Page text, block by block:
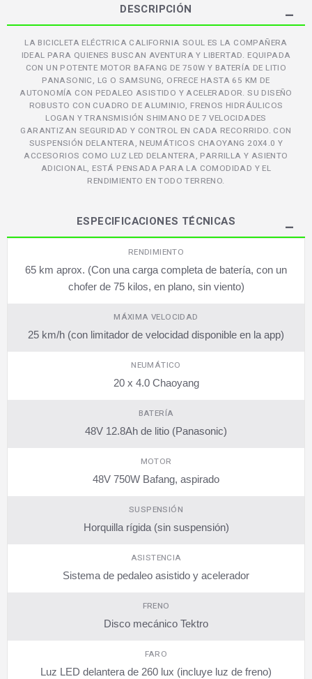
DESCRIPCIÓN
LA BICICLETA ELÉCTRICA CALIFORNIA SOUL ES LA COMPAÑERA
IDEAL PARA QUIENES BUSCAN AVENTURA Y LIBERTAD. EQUIPADA
CON UN POTENTE MOTOR BAFANG DE 750W Y BATERÍA DE LITIO
PANASONIC, LG O SAMSUNG, OFRECE HASTA 65 KM DE
AUTONOMÍA CON PEDALEO ASISTIDO Y ACELERADOR. SU DISEÑO
ROBUSTO CON CUADRO DE ALUMINIO, FRENOS HIDRÁULICOS
LOGAN Y TRANSMISIÓN SHIMANO DE 7 VELOCIDADES
GARANTIZAN SEGURIDAD Y CONTROL EN CADA RECORRIDO. CON
SUSPENSIÓN DELANTERA, NEUMÁTICOS CHAOYANG 20X4.0 Y
ACCESORIOS COMO LUZ LED DELANTERA, PARRILLA Y ASIENTO
ADICIONAL, ESTÁ PENSADA PARA LA COMODIDAD Y EL
RENDIMIENTO EN TODO TERRENO.
ESPECIFICACIONES TÉCNICAS
RENDIMIENTO
65 km aprox. (Con una carga completa de batería, con un
chofer de 75 kilos, en plano, sin viento)
MÁXIMA VELOCIDAD
25 km/h (con limitador de velocidad disponible en la app)
NEUMÁTICO
20 x 4.0 Chaoyang
BATERÍA
48V 12.8Ah de litio (Panasonic)
MOTOR
48V 750W Bafang, aspirado
SUSPENSIÓN
Horquilla rígida (sin suspensión)
ASISTENCIA
Sistema de pedaleo asistido y acelerador
FRENO
Disco mecánico Tektro
FARO
Luz LED delantera de 260 lux (incluye luz de freno)